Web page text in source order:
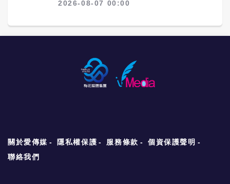
2026-08-07 00:00
關於愛傳媒 隱私權保護 服務條款
個資保護聲明
聯絡我們